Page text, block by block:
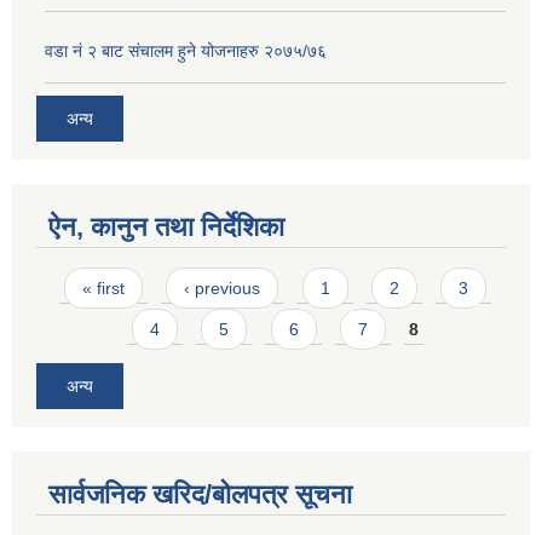
वडा नं २ बाट संचालम हुने योजनाहरु २०७५/७६
अन्य
ऐन, कानुन तथा निर्देशिका
Pages
« first ‹ previous 1 2 3
4 5 6 7 8
अन्य
सार्वजनिक खरिद/बोलपत्र सूचना